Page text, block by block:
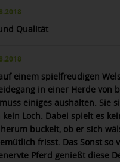
Qualität
einem spielfreudigen
in einer Herde von
einiges aushalten. Sie
Loch. Dabei spielt es
buckelt, ob er sich
frisst. Das Sonst so
Pferd genießt diese